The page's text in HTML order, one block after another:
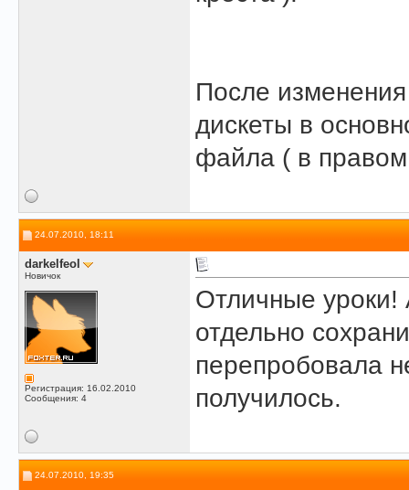
После
дискеты в
файла ( в правом
24.07.2010, 18:11
darkelfeol
Новичок
Регистрация: 16.02.2010
Сообщения: 4
Отличные уроки!
отдельно
перепробовала
получилось.
24.07.2010, 19:35